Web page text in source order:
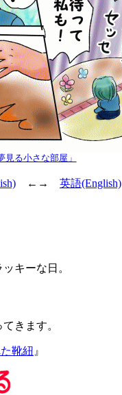
見る小さな部屋」
←→ 英語(English)
キーな日。
きます。
靴紐 』